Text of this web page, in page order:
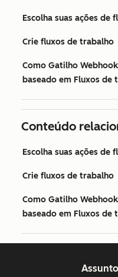
Escolha suas ações de
Crie fluxos de trabalho
Como Gatilho
baseado em Fluxos de
Conteúdo
Escolha suas ações de
Crie fluxos de trabalho
Como Gatilho
baseado em Fluxos de